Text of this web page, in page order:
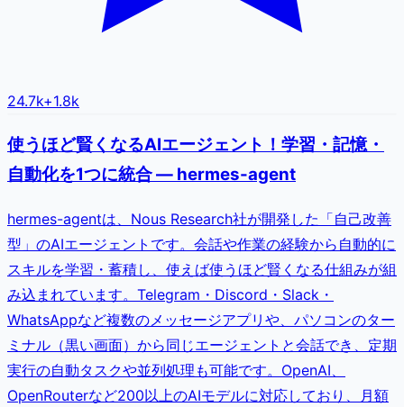
24.7k+1.8k
使うほど賢くなるAIエージェント！学習・記憶・
自動化を1つに統合 — hermes-agent
hermes-agentは、Nous Research社が開発した「自己改善
型」のAIエージェントです。会話や作業の経験から自動的に
スキルを学習・蓄積し、使えば使うほど賢くなる仕組みが組
み込まれています。Telegram・Discord・Slack・
WhatsAppなど複数のメッセージアプリや、パソコンのター
ミナル（黒い画面）から同じエージェントと会話でき、定期
実行の自動タスクや並列処理も可能です。OpenAI、
OpenRouterなど200以上のAIモデルに対応しており、月額